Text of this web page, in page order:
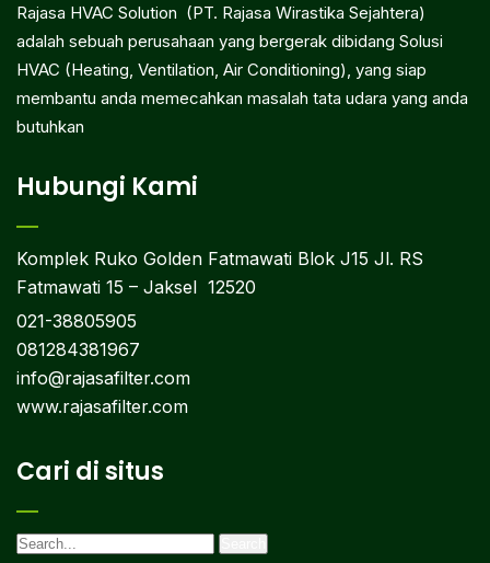
Rajasa HVAC Solution (PT. Rajasa Wirastika Sejahtera)
adalah sebuah perusahaan yang bergerak dibidang Solusi
HVAC (Heating, Ventilation, Air Conditioning), yang siap
membantu anda memecahkan masalah tata udara yang anda
butuhkan
Hubungi Kami
Komplek Ruko Golden Fatmawati Blok J15 Jl. RS
Fatmawati 15 – Jaksel 12520
021-38805905
081284381967
info@rajasafilter.com
www.rajasafilter.com
Cari di situs